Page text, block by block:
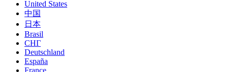
United States
中国
日本
Brasil
СНГ
Deutschland
España